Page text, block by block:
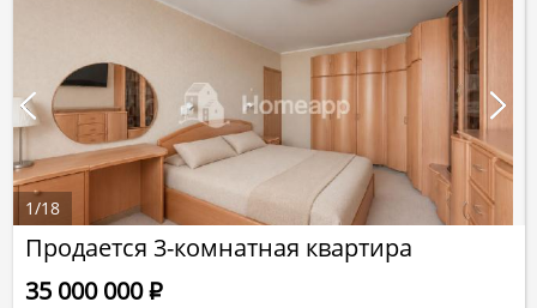
Продается 3-комнатная квартира
35 000 000Р
1/18